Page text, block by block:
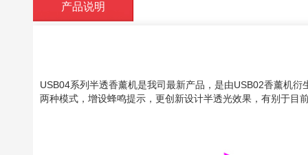
产品说明
USB04系列半透香薰机是我司最新产品，是由USB02香薰机
两种模式，增设蜂鸣提示，更创新设计半透光效果，有别于目